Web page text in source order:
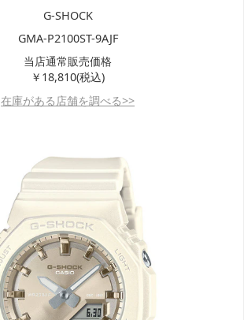
G-SHOCK
GMA-P2100ST-9AJF
当店通常販売価格
￥18,810(税込)
在庫がある店舗を調べる>>